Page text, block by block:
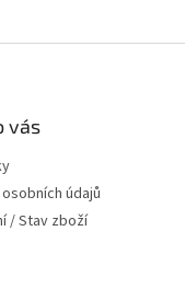
vás
údajů
/ Stav zboží